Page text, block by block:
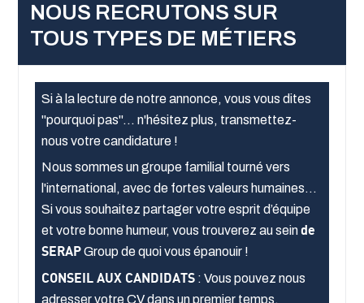
NOUS RECRUTONS SUR
TOUS TYPES DE MÉTIERS
Si à la lecture de notre annonce, vous vous dites
"pourquoi pas"... n'hésitez plus, transmettez-
nous votre candidature !
Nous sommes un groupe familial tourné vers
l'international, avec de fortes valeurs humaines
Si vous souhaitez partager votre esprit d’équipe
et votre bonne humeur, vous trouverez au seinde
SERAPGroup de quoi vous épanouir !
CONSEIL AUX CANDIDATS: Vous pouvez nous
adresser votre CV dans un premier temps.